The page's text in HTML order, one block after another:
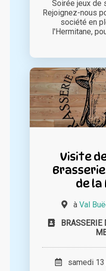
Soirée jeux de
Rejoignez-nous
société en
l'Hermitane,
Visite
de la
à Val
BRASSERIE
samedi 13